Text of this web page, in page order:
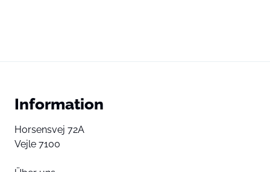
Information
Horsensvej 72A
Vejle 7100